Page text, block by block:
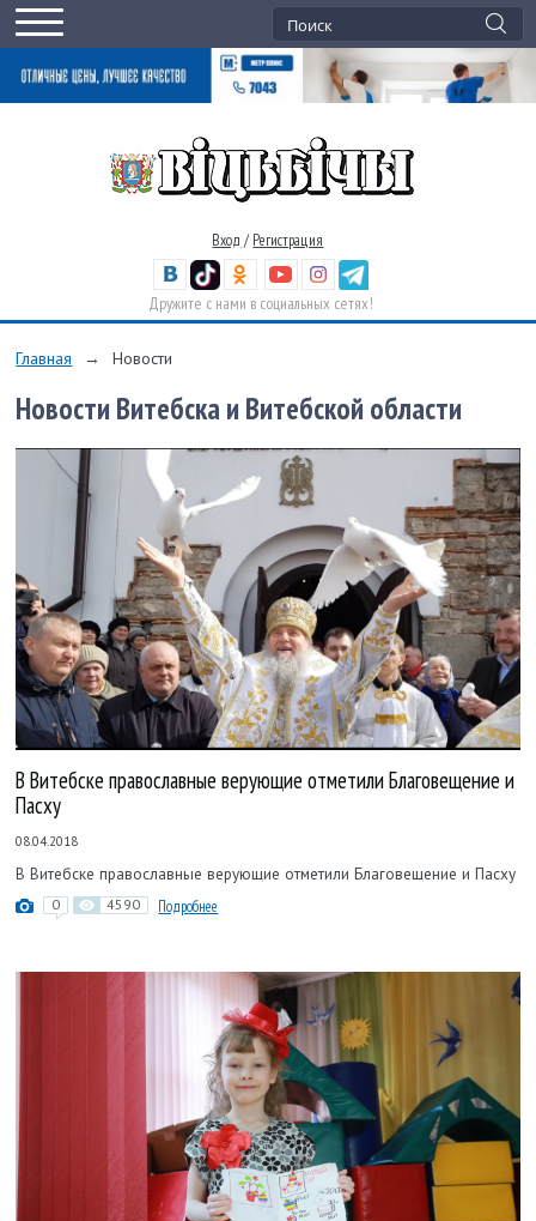
Вход / Регистрация
Дружите с нами в социальных сетях!
Главная → Новости
Новости Витебска и Витебской области
В Витебске православные верующие отметили Благовещение и
Пасху
08.04.2018
В Витебске православные верующие отметили Благовещение и Пасху
0 4590 Подробнее